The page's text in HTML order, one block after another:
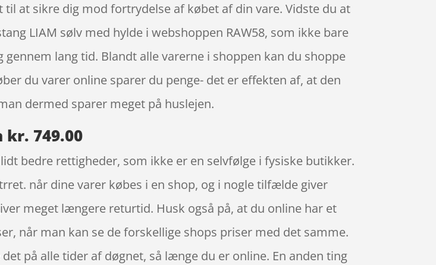
at sikre dig mod fortrydelse af købet af din vare. Vidste du at
LIAM sølv med hylde i webshoppen RAW58, som ikke bare
lang tid. Blandt alle varerne i shoppen kan du shoppe
du varer online sparer du penge- det er effekten af, at den
dermed sparer meget på huslejen.
749.00
bedre rettigheder, som ikke er en selvfølge i fysiske butikker.
når dine varer købes i en shop, og i nogle tilfælde giver
meget længere returtid. Husk også på, at du online har et
når man kan se de forskellige shops priser med det samme.
på alle tider af døgnet, så længe du er online. En anden ting